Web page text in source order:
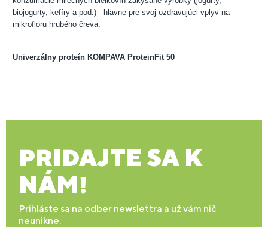
biojogurty, kefíry a pod.) - hlavne pre svoj ozdravujúci vplyv na
mikrofloru hrubého čreva.
Univerzálny proteín KOMPAVA ProteinFit 50
PRIDAJTE SA K
NÁM!
Prihláste sa na odber newslettra a už vám nič
neunikne.